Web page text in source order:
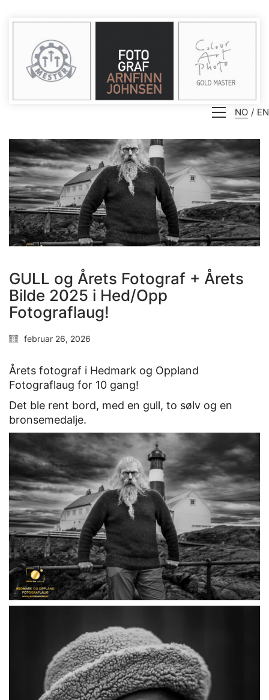
NO EN
GULL og Årets Fotograf + Årets
Bilde 2025 i Hed/Opp
Fotograflaug!
februar 26, 2026
Årets fotograf i Hedmark og Oppland
Fotograflaug for 10 gang!
Det ble rent bord, med en gull, to sølv og en
bronsemedalje.